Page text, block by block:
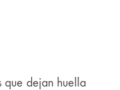
que dejan huella